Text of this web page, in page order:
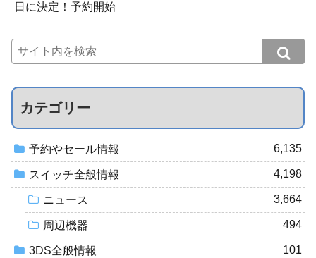
日に決定！予約開始
カテゴリー
予約やセール情報 6,135
スイッチ全般情報 4,198
ニュース 3,664
周辺機器 494
3DS全般情報 101